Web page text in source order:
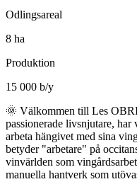
Odlingsareal
8 ha
Produktion
15 000 b/y
🌞 Välkommen till Les
passionerade livsnjutare,
arbeta hängivet med sina
betyder "arbetare" på
vinvärlden som
manuella hantverk som